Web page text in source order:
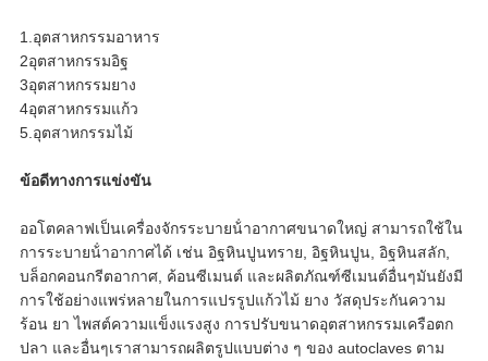
1.อุตสาหกรรมอาหาร
2อุตสาหกรรมอิฐ
3อุตสาหกรรมยาง
4อุตสาหกรรมแก้ว
5.อุตสาหกรรมไม้
ข้อดีทางการแข่งขัน
ออโตคลาฟเป็นเครื่องจักรระบายน้ําอากาศขนาดใหญ่ สามารถใช้ใน
การระบายน้ําอากาศได้ เช่น อิฐหินปูนทราย, อิฐหินปูน, อิฐหินสลัก,
บล็อกคอนกรีตอากาศ, ค้อนซีเมนต์ และผลิตภัณฑ์ซีเมนต์อื่นๆมันยังมี
การใช้อย่างแพร่หลายในการแปรรูปแก้วไม้ ยาง วัสดุประกันความ
ร้อน ยา ไพสต์ความแข็งแรงสูง การปรับขนาดอุตสาหกรรมเครือตก
ปลา และอื่นๆเราสามารถผลิตรูปแบบต่าง ๆ ของ autoclaves ตาม